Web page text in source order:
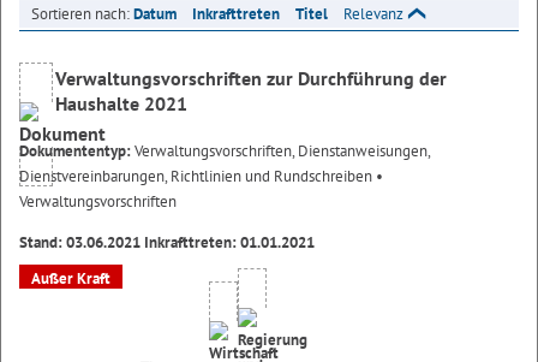
Sortieren nach:Datum Inkrafttreten Titel Relevanz
Verwaltungsvorschriften zur Durchführung der
Haushalte 2021
Dokumententyp:Verwaltungsvorschriften, Dienstanweisungen,
Dienstvereinbarungen, Richtlinien und Rundschreiben •
Verwaltungsvorschriften
Stand: 03.06.2021 Inkrafttreten: 01.01.2021
Außer Kraft